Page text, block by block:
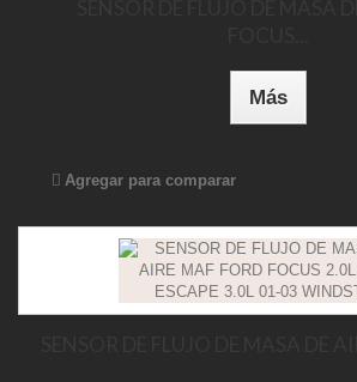
Más
Agregar para comparar